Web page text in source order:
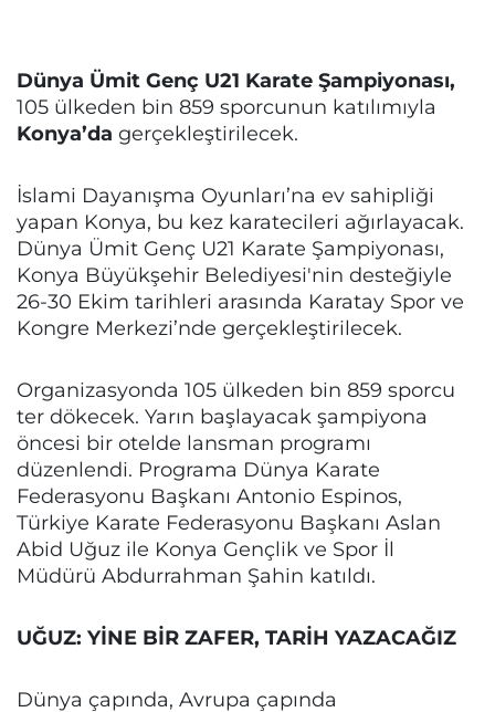
Dünya Ümit Genç U21 Karate Şampiyonası,
105 ülkeden bin 859 sporcunun katılımıyla
Konya’da gerçekleştirilecek.
İslami Dayanışma Oyunları’na ev sahipliği
yapan Konya, bu kez karatecileri ağırlayacak.
Dünya Ümit Genç U21 Karate Şampiyonası,
Konya Büyükşehir Belediyesi'nin desteğiyle
26-30 Ekim tarihleri arasında Karatay Spor ve
Kongre Merkezi’nde gerçekleştirilecek.
Organizasyonda 105 ülkeden bin 859 sporcu
ter dökecek. Yarın başlayacak şampiyona
öncesi bir otelde lansman programı
düzenlendi. Programa Dünya Karate
Federasyonu Başkanı Antonio Espinos,
Türkiye Karate Federasyonu Başkanı Aslan
Abid Uğuz ile Konya Gençlik ve Spor İl
Müdürü Abdurrahman Şahin katıldı.
UĞUZ: YİNE BİR ZAFER, TARİH YAZACAĞIZ
Dünya çapında, Avrupa çapında